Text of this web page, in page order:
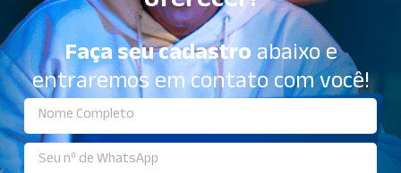
Faça seu cadastroabaixo e
entraremos em contato com você!